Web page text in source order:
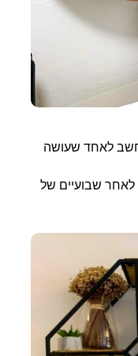
לאחד שעושה
שבועיים של